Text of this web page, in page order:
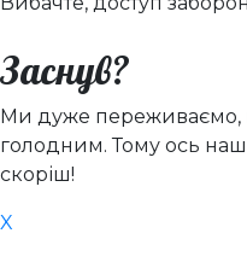
Заснув?
Ми дуже переживаємо,
голодним. Тому ось
скоріш!
X